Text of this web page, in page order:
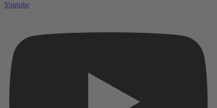
Youtube